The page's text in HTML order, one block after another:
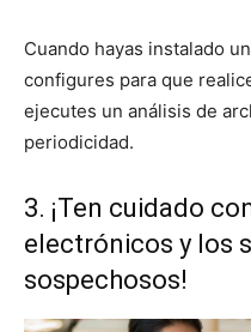
Cuando hayas instalado
configures para que
ejecutes un análisis de
periodicidad.
3. ¡Ten cuidado
electrónicos y los
sospechosos!